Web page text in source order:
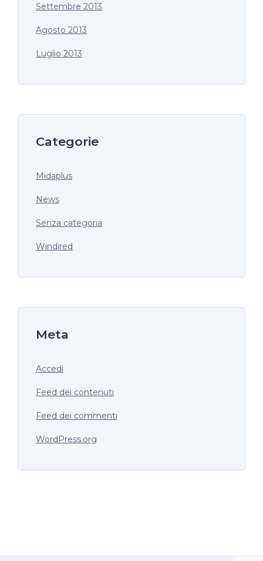
Settembre 2013
Agosto 2013
Luglio 2013
Categorie
Midaplus
News
Senza categoria
Windired
Meta
Accedi
Feed dei contenuti
Feed dei commenti
WordPress.org